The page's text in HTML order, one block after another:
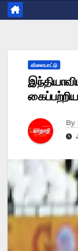
விளையாட்டு
By